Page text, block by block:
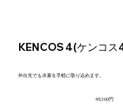
KENCOS 4(ケンコス
外出先でも水素を手軽に取り込めます。
45,100円